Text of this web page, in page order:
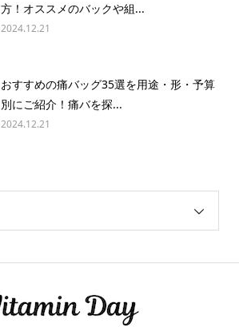
方！オススメのバックや組...
2024.12.21
おすすめの痛バッグ35選を用途・形・予算
別にご紹介！痛バを探...
2024.12.21